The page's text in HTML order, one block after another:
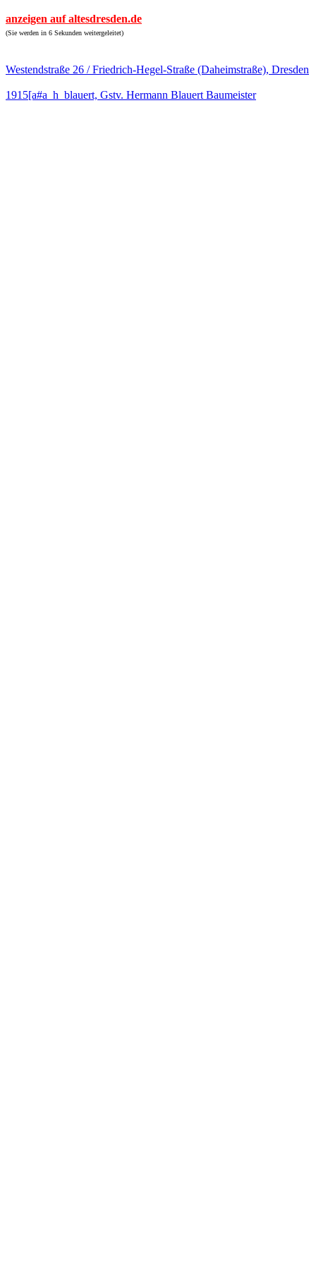
anzeigen auf altesdresden.de
(Sie werden in 6 Sekunden weitergeleitet)
Westendstraße 26 / Friedrich-Hegel-Straße (Daheimstraße), Dresden
1915[a#a_h_blauert, Gstv. Hermann Blauert Baumeister